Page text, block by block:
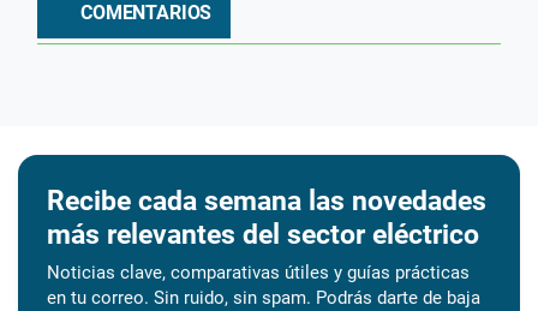
COMENTARIOS
Recibe cada semana las novedades
más relevantes del sector eléctrico
Noticias clave, comparativas útiles y guías prácticas
en tu correo. Sin ruido, sin spam. Podrás darte de baja